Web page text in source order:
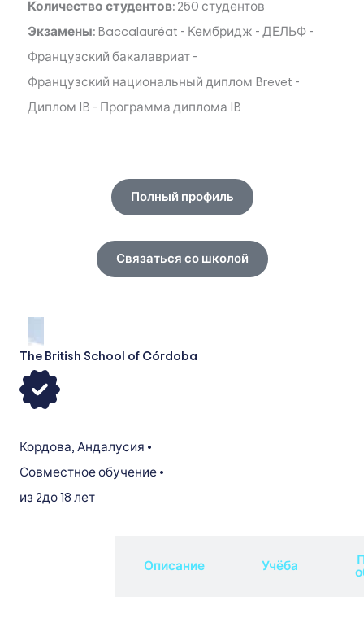
Количество студентов: 250 студентов
Экзамены: Baccalauréat - Кембридж - ДЕЛЬФ -
Французский бакалавриат -
Французский национальный диплом Brevet -
Диплом IB - Программа диплома IB
Полный профиль
Связаться со школой
The British School of Córdoba
Кордова, Андалусия •
Совместное обучение •
из 2до 18 лет
Описание Учёба